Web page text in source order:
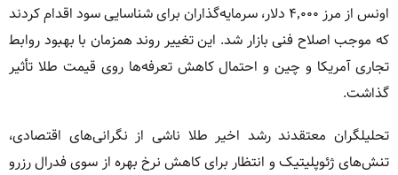
اونس از مرز ۴٬۰۰۰ دلار، سرمایه‌گذاران برای شناسایی سود اقدام کردند
که موجب اصلاح فنی بازار شد. این تغییر روند همزمان با بهبود روابط
تجاری آمریکا و چین و احتمال کاهش تعرفه‌ها روی قیمت طلا تأثیر
گذاشت.
تحلیلگران معتقدند رشد اخیر طلا ناشی از نگرانی‌های اقتصادی،
تنش‌های ژئوپلیتیک و انتظار برای کاهش نرخ بهره از سوی فدرال رزرو